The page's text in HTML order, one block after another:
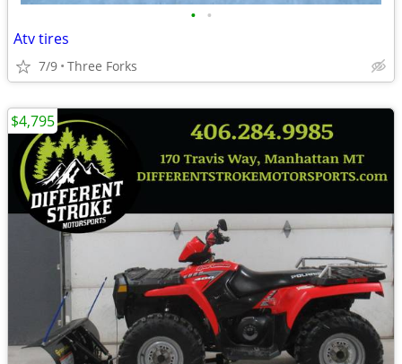
• •
Atv tires
7/9 Three Forks
$4,795